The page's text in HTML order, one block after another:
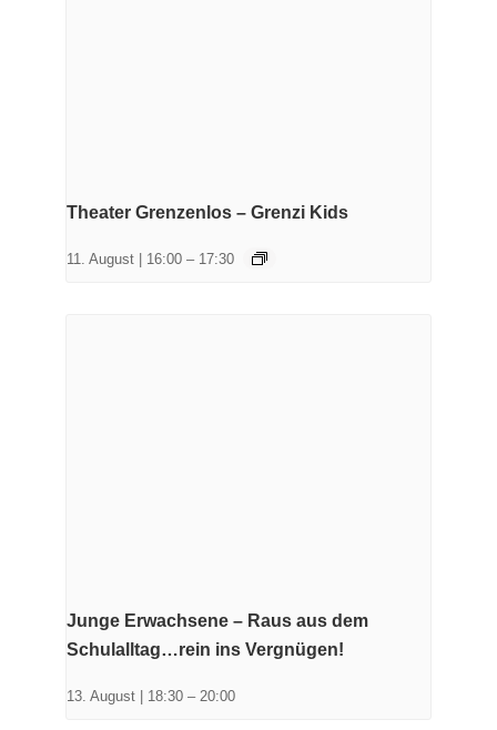
Theater Grenzenlos – Grenzi Kids
11. August | 16:00 – 17:30
Junge Erwachsene – Raus aus dem
Schulalltag…rein ins Vergnügen!
13. August | 18:30 – 20:00